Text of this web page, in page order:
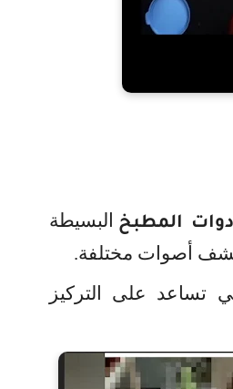
المطبخ البسيطة
أصوات مختلفة.
تساعد على التركيز